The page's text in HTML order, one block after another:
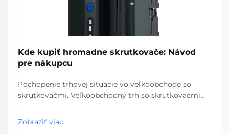
Kde kupiť hromadne skrutkovače: Návod
pre nákupcu
Pochopenie trhovej situácie vo veľkoobchode so
skrutkovačmi. Veľkoobchodný trh so skrutkovačmi
nástrojov, ktorý obsluhuje podniky od obchodov so
stavebninami až po stavebné spoločnosti. S
Zobraziť viac